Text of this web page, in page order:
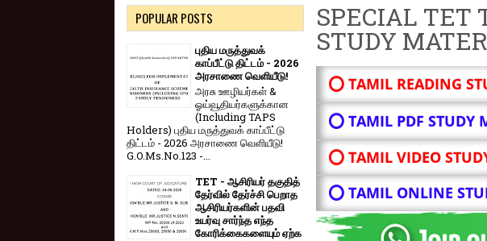
SPECIAL TET
STUDY
⭕ TAMIL READING
⭕ TAMIL PDF STUDY
⭕ TAMIL VIDEO
⭕ TAMIL ONLINE
POPULAR POSTS
புதிய மருத்துவக்
காப்பீட்டு திட்டம் - 2026
அரசாணை வெளியீடு!
அரசு ஊழியர்கள் &
ஓய்வூதியர்களுக்கான
(Including TAPS
Holders) புதிய மருத்துவக் காப்பீட்டு
திட்டம் - 2026 அரசாணை வெளியீடு!
G.O.Ms.No.123 -...
TET - ஆசிரியர் தகுதித்
தேர்வில் தேர்ச்சி பெறாத
ஆசிரியர்களின் பதவி
உயர்வு சார்ந்த எந்த
கோரிக்கைகளையும் ஏற்க